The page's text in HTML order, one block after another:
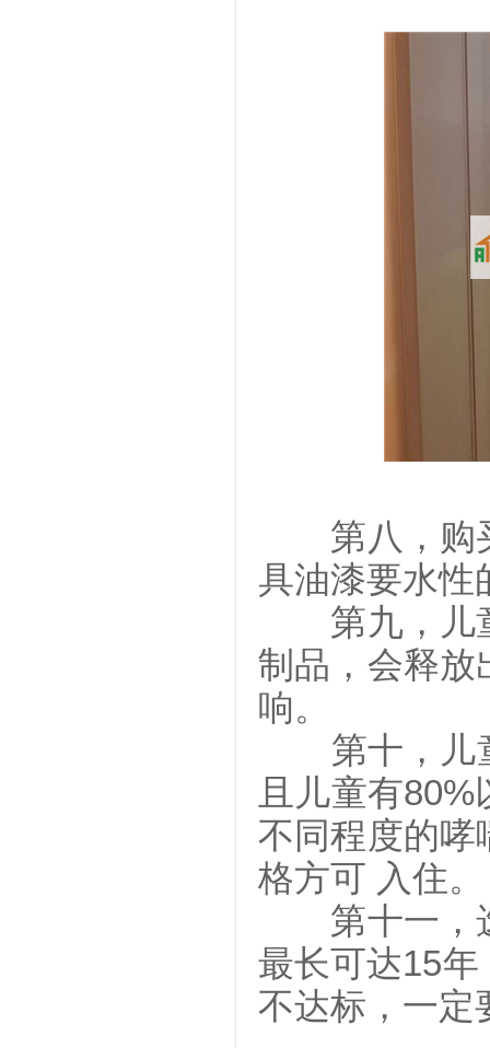
第八，购买
具油漆要水性
第九，儿童
制品，会释放
响。
第十，儿童
且儿童有
不同程度的哮
格方可 入住。
第十一，选
最长可达15
不达标，一定